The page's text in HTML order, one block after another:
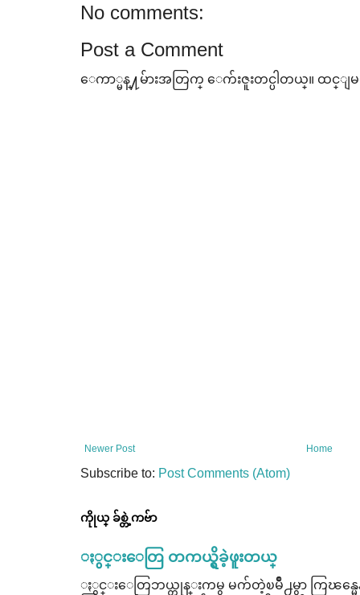
No comments:
Post a Comment
ေကာ္မန္႔မ်ားအတြက္ ေက်းဇူးတင္ပါတယ္။ ထင္ျမ
Newer Post Home
Subscribe to: Post Comments (Atom)
ကိုုယ္ ခ်စ္တဲ့ကဗ်ာ
ႏွင္းေတြ တကယ္ရွိခဲ့ဖူးတယ္
ႏွင္းေတြဘယ္တုန္းကမွ မက်တဲ့ၿမိဳ႕မွာ ကြၽန္မေ